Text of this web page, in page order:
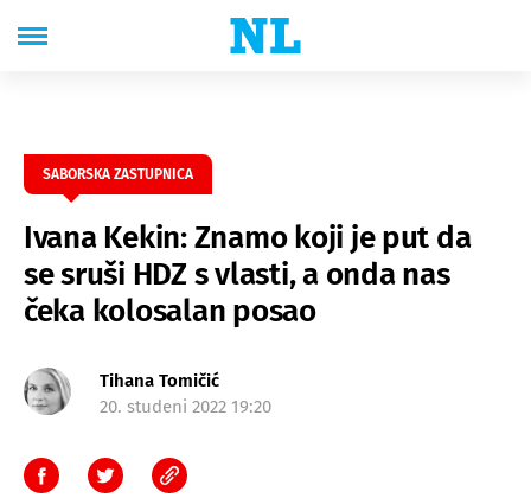
SABORSKA ZASTUPNICA
Ivana Kekin: Znamo koji je put da
se sruši HDZ s vlasti, a onda nas
čeka kolosalan posao
Tihana Tomičić
20. studeni 2022 19:20